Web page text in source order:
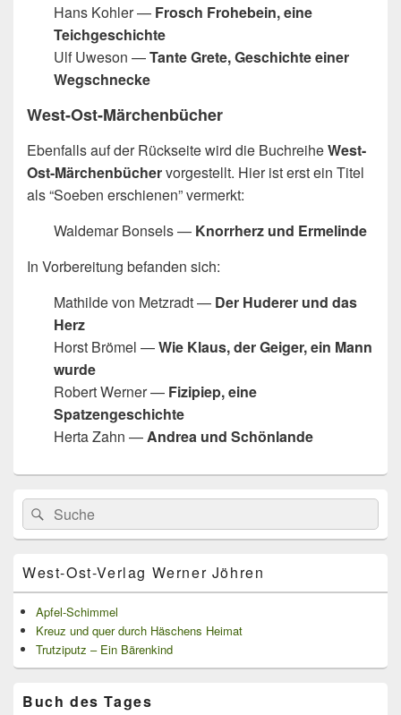
Hans Kohler — Frosch Frohebein, eine
Teichgeschichte
Ulf Uweson —Tante Grete, Geschichte einer
Wegschnecke
West-Ost-Märchenbücher
Ebenfalls auf der Rückseite wird die BuchreiheWest-
Ost-Märchenbüchervorgestellt. Hier ist erst ein Titel
als “Soeben erschienen” vermerkt:
Waldemar Bonsels — Knorrherz und Ermelinde
In Vorbereitung befanden sich:
Mathilde von Metzradt — Der Huderer und das
Herz
Horst Brömel —Wie Klaus, der Geiger, ein Mann
wurde
Robert Werner — Fizipiep, eine
Spatzengeschichte
Herta Zahn —Andrea und Schönlande
Primärer
Seitenleisten
Widget-
Bereich
Search
for:
Suche
West-Ost-Verlag Werner Jöhren
Apfel-Schimmel
Kreuz und quer durch Häschens Heimat
Trutziputz – Ein Bärenkind
Buch des Tages